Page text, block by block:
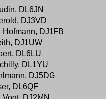
DL6JN
DJ3VD
Hofmann, DJ1FB
DJ1UW
DL6LU
DL1YU
DJ5DG
DL6QF
Vogt, DJ2MN